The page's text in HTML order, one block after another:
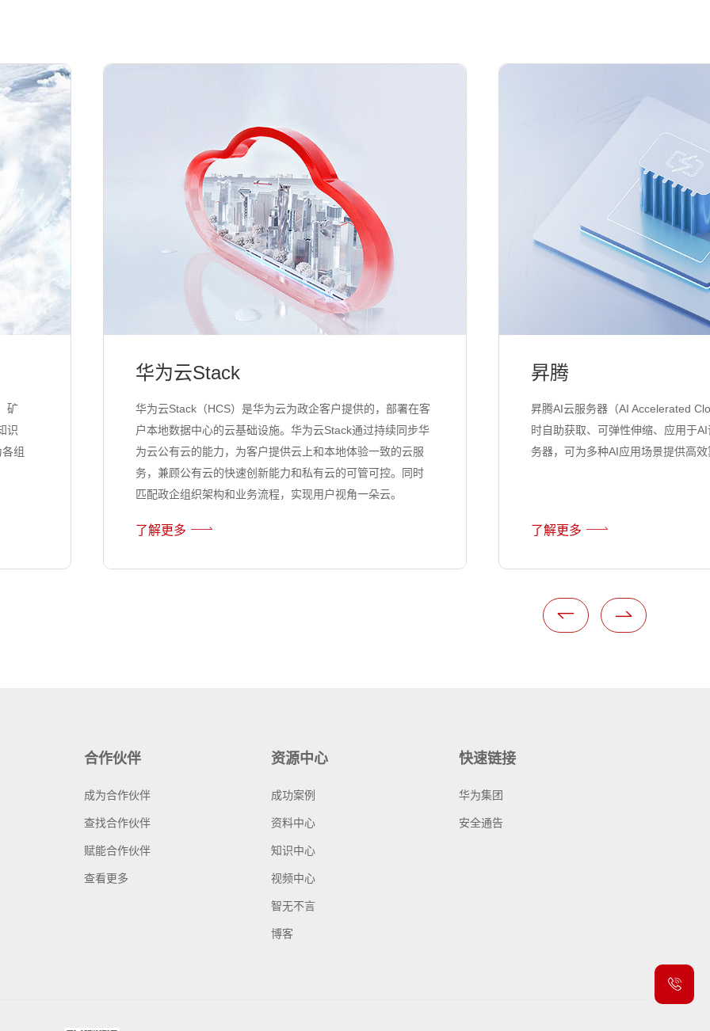
矿
识
组
华为云Stack
华为云Stack（HCS）是华为云为政企客户提供的，部署在客
户本地数据中心的云基础设施。华为云Stack通过持续同步华
为云公有云的能力，为客户提供云上和本地体验一致的云服
务，兼顾公有云的快速创新能力和私有云的可管可控。同时
匹配政企组织架构和业务流程，实现用户视角一朵云。
了解更多
昇腾
昇腾AI云服务器（AI Accelerated
时自助获取、可弹性伸缩、应用于
务器，可为多种AI应用场景提供高
了解更多
合作伙伴
成为合作伙伴
查找合作伙伴
赋能合作伙伴
查看更多
资源中心
成功案例
资料中心
知识中心
视频中心
智无不言
博客
快速链接
华为集团
安全通告